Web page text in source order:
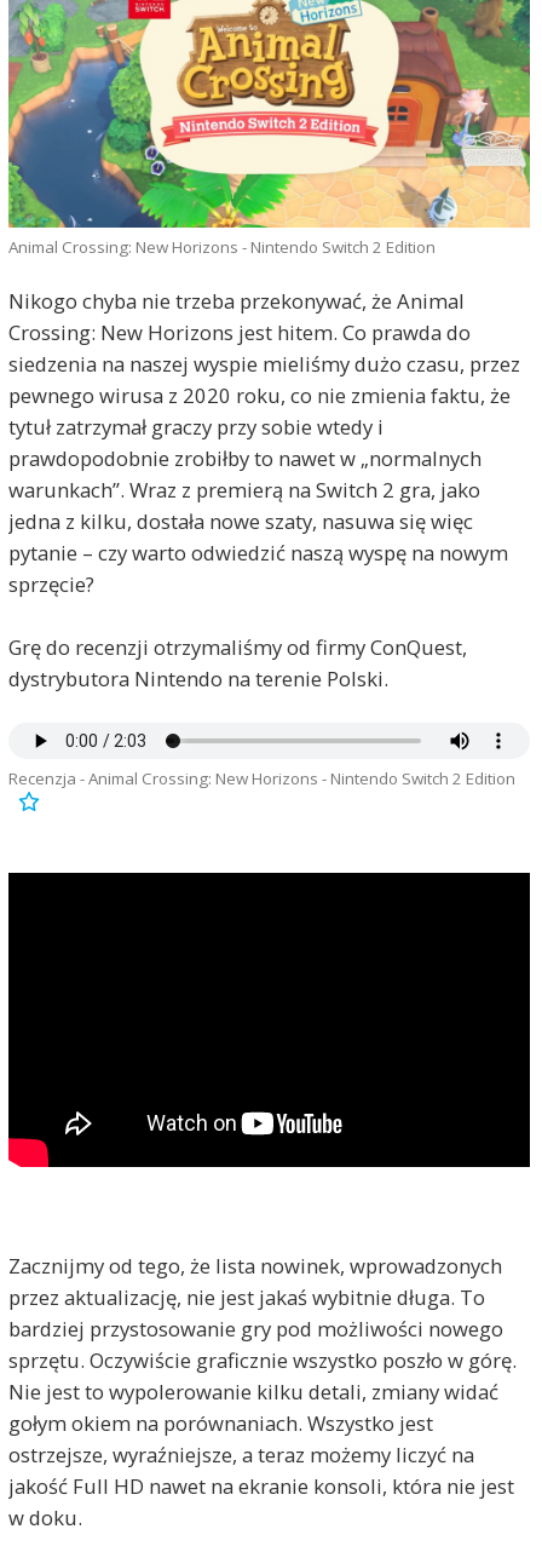
Animal Crossing: New Horizons - Nintendo Switch 2 Edition
Nikogo chyba nie trzeba przekonywać, że Animal
Crossing: New Horizons jest hitem. Co prawda do
siedzenia na naszej wyspie mieliśmy dużo czasu, przez
pewnego wirusa z 2020 roku, co nie zmienia faktu, że
tytuł zatrzymał graczy przy sobie wtedy i
prawdopodobnie zrobiłby to nawet w „normalnych
warunkach”. Wraz z premierą na Switch 2 gra, jako
jedna z kilku, dostała nowe szaty, nasuwa się więc
pytanie – czy warto odwiedzić naszą wyspę na nowym
sprzęcie?
Grę do recenzji otrzymaliśmy od firmy ConQuest,
dystrybutora Nintendo na terenie Polski.
Recenzja - Animal Crossing: New Horizons - Nintendo Switch 2 Edition
Zacznijmy od tego, że lista nowinek, wprowadzonych
przez aktualizację, nie jest jakaś wybitnie długa. To
bardziej przystosowanie gry pod możliwości nowego
sprzętu. Oczywiście graficznie wszystko poszło w górę.
Nie jest to wypolerowanie kilku detali, zmiany widać
gołym okiem na porównaniach. Wszystko jest
ostrzejsze, wyraźniejsze, a teraz możemy liczyć na
jakość Full HD nawet na ekranie konsoli, która nie jest
w doku.